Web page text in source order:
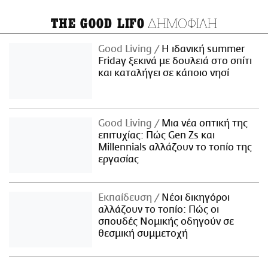
THE GOOD LIFO ΔΗΜΟΦΙΛΗ
Good Living
Η ιδανική summer
Friday ξεκινά με δουλειά στο σπίτι
και καταλήγει σε κάποιο νησί
Good Living
Μια νέα οπτική της
επιτυχίας: Πώς Gen Zs και
Millennials αλλάζουν το τοπίο της
εργασίας
Εκπαίδευση
Νέοι δικηγόροι
αλλάζουν το τοπίο: Πώς οι
σπουδές Νομικής οδηγούν σε
θεσμική συμμετοχή